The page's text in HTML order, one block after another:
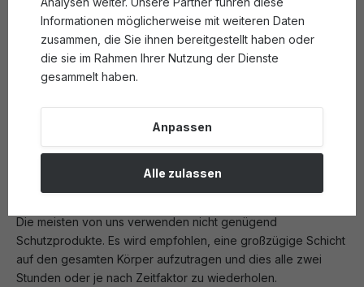
Bräune ist eine Reaktion auf Schäden durch UV-Strahlung.
Sie müssen nicht um jeden Preis versuchen, eine
Grundbräune zu bekommen, denn das bedeutet nicht, dass
Ihre Haut gesünder ist.
wichtig.
Die UV-Strahlung hört nicht auf, gefährlich zu sein, wenn der
Sommer vorbei ist. Selbst an einem bewölkten Tag können
Hautschäden auftreten. Tragen Sie jeden Tag LSF.
Die meisten von uns verwenden nicht genügend
Schutzprodukte. Es wird empfohlen, eine großzügige Schicht
auf den gesamten Körper aufzutragen und dies alle zwei
Stunden oder je nach Zeitfaktor zu wiederholen.
Informationen möglicherweise mit weiteren Daten
zusammen, die Sie ihnen bereitgestellt haben oder
die sie im Rahmen Ihrer Nutzung der Dienste
gesammelt haben.
Anpassen
Alle zulassen